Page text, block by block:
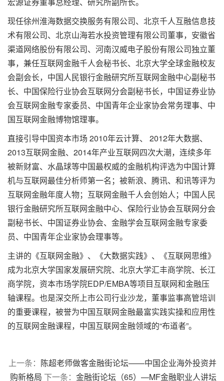
现任徐州淮海数据交换服务有限公司、北京千人互融信息技
术有限公司、北京山海若水投资管理有限公司董事，安徽省
渠道网络股份有限公司、河南汉威电子股份有限公司独立董
事，兼任互联网金融千人会秘书长、北京大学全球金融校友
会副会长，中国人民银行金融研究所互联网金融中心副秘书
长、中国保险行业协会互联网分会副秘书长，中国证券业协
会互联网金融专家委员、中国青年企业家协会常务理事、中
国互联网金融博物馆理事。
直接引导中国资本市场 2010年云计算、 2012年大数据、
2013互联网金融、2014年产业互联网四次大潮，连续多年
被新财富、水晶球等中国最权威的金融机构评选为中国计算
机与互联网最佳分析师第一名；被新浪、腾讯、和讯等评为
互联网金融年度人物；互联网金融千人会创始人；中国人民
银行金融研究所互联网金融中心、保险行业协会互联网分会
副秘书长、中国证券业协会、金融学会互联网金融专家委
员、中国青年企业家协会理事等。
主讲的《互联网金融》、《大数据实践》、《互联网思维》
成为北京大学国家发展研究院、北京大学汇丰商学院、长江
商学院，资本市场学院EDP/EMBA等项目互联网和金融压
轴课程。也是深交所上市公司行业沙龙，董事监事高管培训
的重要课程，被誉为中国互联网金融最富实践实操和应用性
的互联网金融课程，中国互联网金融领域的“布道者”。
上一条： 陈超老师做客金融街论坛——中国企业海外投资并
购新格局 下一条： 金融街论坛（65）—MF金融职业人讲坛